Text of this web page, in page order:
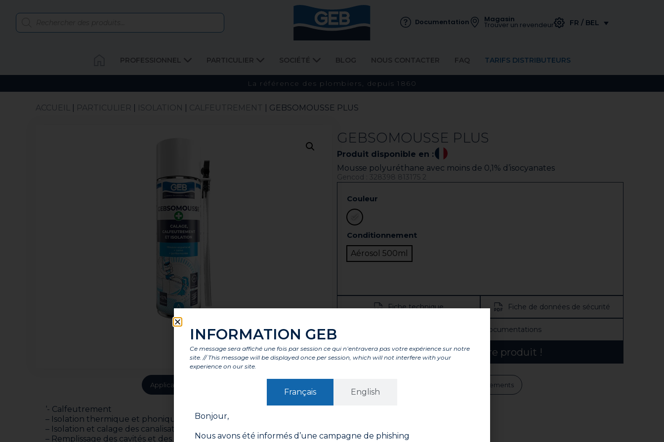
Documentation Magasin
Trouver un revendeur FR / BEL
PROFESSIONNEL PARTICULIER SOCIÉTÉ BLOG NOUS CONTACTER FAQ TARIFS DISTRIBUTEURS
La référence des plombiers, depuis 1860
ACCUEIL PARTICULIER ISOLATION CALFEUTREMENT | GEBSOMOUSSE PLUS
GEBSOMOUSSE PLUS
Produit disponible en :
Mousse polyuréthane avec moins de 0,1% d’isocyanates
Gencod : 328398 813175 2
Couleur
Conditionnement
Aérosol 500ml
Fiche technique Fiche de données de sécurité
Voir toutes les documentations
Retrouvez notre produit !
Application Avertissements
‘- Calfeutrement
– Isolation thermique et phonique
– Isolation et calage des canalisations
– Remplissage des cavités et des saignées
INFORMATION GEB
Ce message sera affiché une fois par session ce qui n’entravera pas votre expérience sur notre
site. // This message will be displayed once per session, which will not interfere with your
experience on our site.
Français English
Bonjour,
Nous avons été informés d’une campagne de phishing